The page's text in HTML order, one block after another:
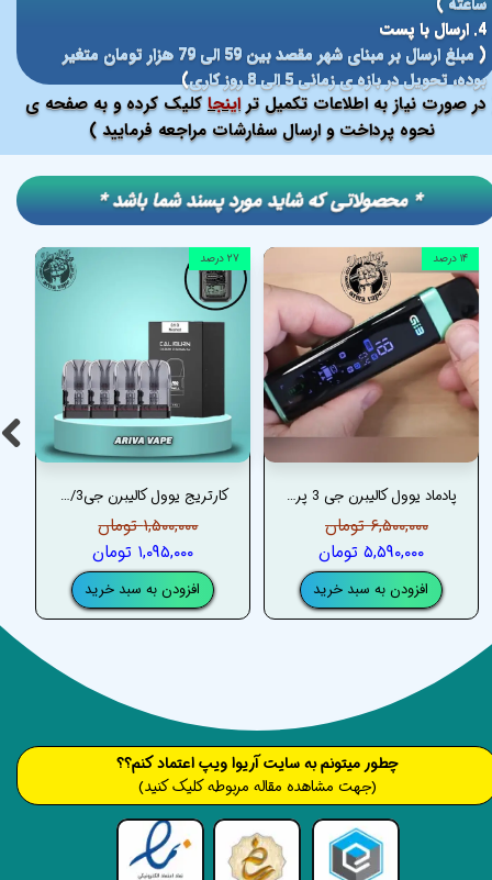
صورت نیاز به اطلاعات تکمیل تراینجا کلیک کرده و به صفحه ی
نحوه پرداخت و ارسال سفارشات مراجعه فرمایید )
4. ارسال با پست
(
مبلغ ارسال بر مبنای شهر مقصد بین 59 الی 79 هزار تومان متغیر
بوده، تحویل در بازه ی زمانی 5 الی 8 روز کاری
)
کارتریج یوول کالیبرن جی3/ جی کی 3 _ UWELL CALIBURN G3/ GK3 CARTRIDGES
۱,۵۰۰,۰۰۰ تومان
۱,۰۹۵,۰۰۰ تومان
افزودن به سبد خرید
۲۷ درصد
پادماد یوول کالیبرن جی 3 پرو – UWELL CALIBURN G3 PRO PODMOD
۶,۵۰۰,۰۰۰ تومان
۵,۵۹۰,۰۰۰ تومان
افزودن به سبد خرید
۱۴ درصد
​​* محصولاتی که شاید مورد پسند شما باشد *
​​​چطور میتونم به سایت آریوا ویپ اعتماد کنم؟؟
(جهت مشاهده مقاله مربوطه کلیک کنید)